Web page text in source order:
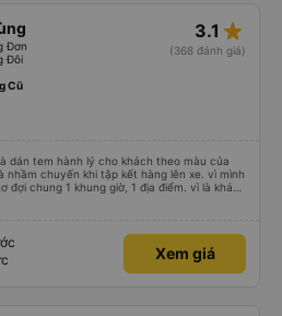
Đơn
Đôi
3.1 star_rate
(368 đánh giá)
Cũ
chuyến khi tập kết hàng lên xe. vì mình
1 khung giờ, 1 địa điểm. vì là khách
hài lòng và tin tưởng. tuy nhiên rất mong
xe được yêu thích và lựa chọn số 1 quy
nhiều năm của nhà xe từ thời sinh viên"
Xem giá